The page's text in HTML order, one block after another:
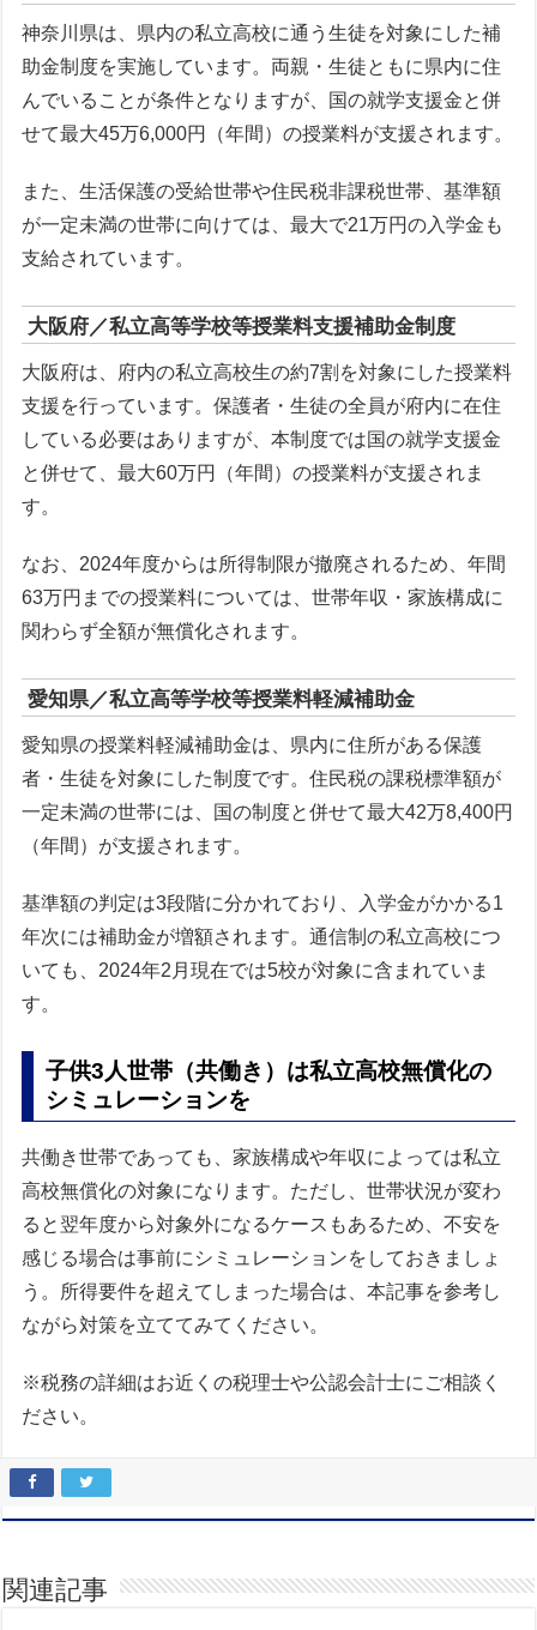
神奈川県は、県内の私立高校に通う生徒を対象にした補
助金制度を実施しています。両親・生徒ともに県内に住
んでいることが条件となりますが、国の就学支援金と併
せて最大45万6,000円（年間）の授業料が支援されます。
また、生活保護の受給世帯や住民税非課税世帯、基準額
が一定未満の世帯に向けては、最大で21万円の入学金も
支給されています。
大阪府／私立高等学校等授業料支援補助金制度
大阪府は、府内の私立高校生の約7割を対象にした授業料
支援を行っています。保護者・生徒の全員が府内に在住
している必要はありますが、本制度では国の就学支援金
と併せて、最大60万円（年間）の授業料が支援されま
す。
なお、2024年度からは所得制限が撤廃されるため、年間
63万円までの授業料については、世帯年収・家族構成に
関わらず全額が無償化されます。
愛知県／私立高等学校等授業料軽減補助金
愛知県の授業料軽減補助金は、県内に住所がある保護
者・生徒を対象にした制度です。住民税の課税標準額が
一定未満の世帯には、国の制度と併せて最大42万8,400円
（年間）が支援されます。
基準額の判定は3段階に分かれており、入学金がかかる1
年次には補助金が増額されます。通信制の私立高校につ
いても、2024年2月現在では5校が対象に含まれていま
す。
子供3人世帯（共働き）は私立高校無償化の
シミュレーションを
共働き世帯であっても、家族構成や年収によっては私立
高校無償化の対象になります。ただし、世帯状況が変わ
ると翌年度から対象外になるケースもあるため、不安を
感じる場合は事前にシミュレーションをしておきましょ
う。所得要件を超えてしまった場合は、本記事を参考し
ながら対策を立ててみてください。
※税務の詳細はお近くの税理士や公認会計士にご相談く
ださい。
関連記事